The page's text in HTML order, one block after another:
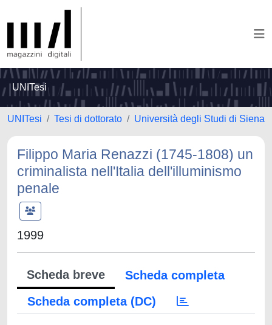
UNITesi
UNITesi Tesi di dottorato Università degli Studi di Siena
Filippo Maria Renazzi (1745-1808) un
criminalista nell'Italia dell'illuminismo
penale
1999
Scheda breve
Scheda completa
Scheda completa (DC)